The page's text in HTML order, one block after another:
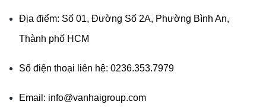
Địa điểm: Số 01, Đường Số 2A, Phường Bình An,
Thành phố HCM
Số điện thoại liên hệ: 0236.353.7979
Email: info@vanhaigroup.com